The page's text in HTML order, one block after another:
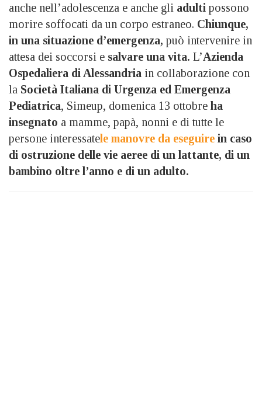
anche nell’adolescenza e anche gli adulti possono
morire soffocati da un corpo estraneo. Chiunque,
in una situazione d’emergenza, può intervenire in
attesa dei soccorsi e salvare una vita. L’Azienda
Ospedaliera di Alessandria in collaborazione con
la Società Italiana di Urgenza ed Emergenza
Pediatrica, Simeup, domenica 13 ottobre ha
insegnato a mamme, papà, nonni e di tutte le
persone interessatele manovre da eseguire in caso
di ostruzione delle vie aeree di un lattante, di un
bambino oltre l’anno e di un adulto.